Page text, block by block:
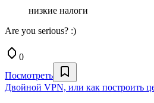
низкие налоги
Are you serious? :)
0
Посмотреть
Двойной VPN, или как построить